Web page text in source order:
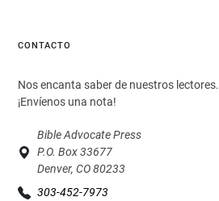
CONTACTO
Nos encanta saber de nuestros lectores.
¡Envíenos una nota!
Bible Advocate Press
P.O. Box 33677
Denver, CO 80233
303-452-7973